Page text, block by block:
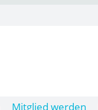
Mitglied werden